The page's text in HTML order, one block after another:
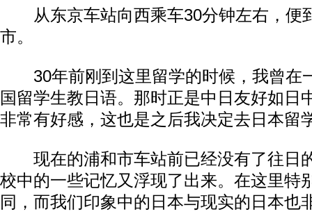
从东京车站向西乘车30分钟左右，便
市。
30年前刚到这里留学的时候，我曾在
国留学生教日语。那时正是中日友好如日
非常有好感，这也是之后我决定去日本留
现在的浦和市车站前已经没有了往日
校中的一些记忆又浮现了出来。在这里特
同，而我们印象中的日本与现实的日本也